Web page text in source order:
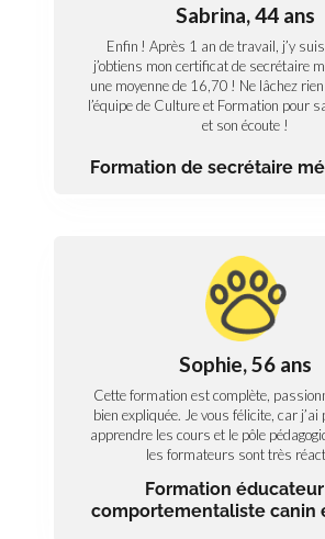
Sabrina, 44 ans
Enfin ! Après 1 an de travail, j’y
j’obtiens mon certificat de secrétaire
une moyenne de 16,70 ! Ne lâchez
l’équipe de Culture et Formation pour
et son écoute !
Formation de secrétaire
Enfin ! Après 1 an de travail, j’y suis
j’obtiens mon certificat de secrétaire
une moyenne de 16,70 ! Ne lâchez rien
temps qu’il vous faut et soyez
l’équipe Culture et Formation pour sa
son écoute ! Un joyeux Noël en
Découvrez notre formation de
Sophie, 56 ans
Cette formation est complète,
bien expliquée. Je vous félicite, car
apprendre les cours et le pôle
les formateurs sont très
Formation
comportementaliste canin
Animalier
L’avis de Sophie, formation
comportementaliste canin
Cette formation est complète,
bien expliquée. Je vous félicite, car j’ai
apprendre les cours et le pôle
les formateurs sont très réactifs.
Découvrez notre formation
comportementaliste canin et félin